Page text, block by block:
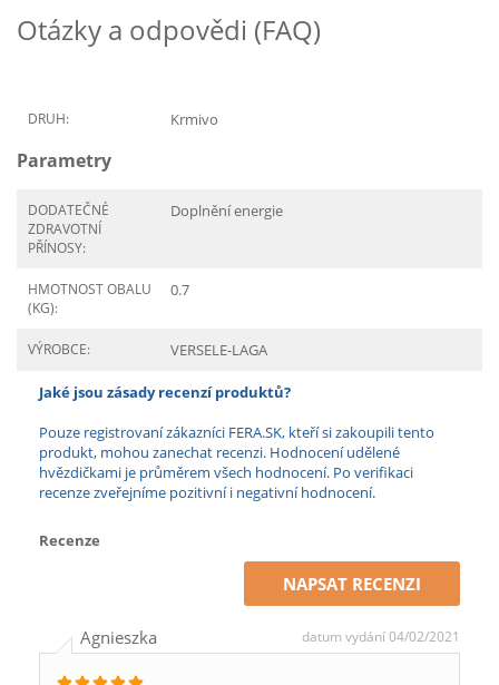
Otázky a odpovědi (FAQ)
DRUH: Krmivo
Parametry
DODATEČNÉ
ZDRAVOTNÍ
PŘÍNOSY:
Doplnění energie
HMOTNOST OBALU
(KG):
0.7
VÝROBCE: VERSELE-LAGA
Jaké jsou zásady recenzí produktů?
Pouze registrovaní zákazníci FERA.SK, kteří si zakoupili tento
produkt, mohou zanechat recenzi. Hodnocení udělené
hvězdičkami je průměrem všech hodnocení. Po verifikaci
recenze zveřejníme pozitivní i negativní hodnocení.
Recenze
NAPSAT RECENZI
Agnieszka datum vydání 04/02/2021